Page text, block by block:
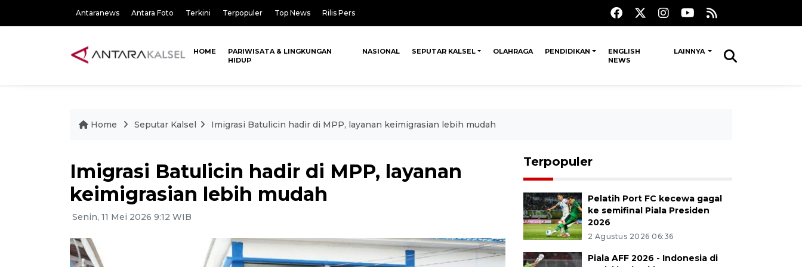
Antaranews Antara Foto Terkini Terpopuler Top News Rilis Pers
HOME
PARIWISATA & LINGKUNGAN
HIDUP
NASIONAL SEPUTAR KALSEL OLAHRAGA PENDIDIKAN
ENGLISH
NEWS
LAINNYA
Home Seputar Kalsel Imigrasi Batulicin hadir di MPP, layanan keimigrasian lebih mudah
Imigrasi Batulicin hadir di MPP, layanan
keimigrasian lebih mudah
Senin, 11 Mei 2026 9:12 WIB
Terpopuler
Pelatih Port FC kecewa gagal
ke semifinal Piala Presiden
2026
2 Agustus 2026 06:36
Piala AFF 2026 - Indonesia di